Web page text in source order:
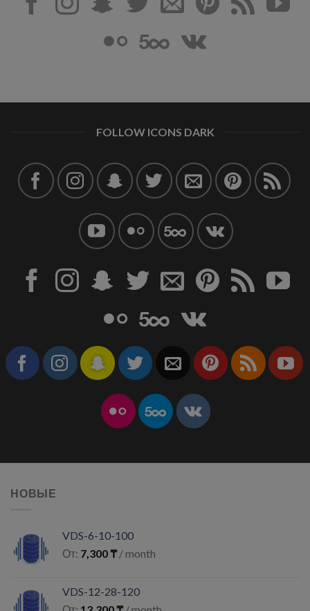
FOLLOW ICONS DARK
НОВЫЕ
VDS-6-10-100
От: 7,300₸ / month
VDS-12-28-120